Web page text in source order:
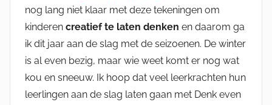
nog lang niet klaar met deze tekeningen om
kinderen creatief te laten denken en daarom ga
ik dit jaar aan de slag met de seizoenen. De winter
is al even bezig, maar wie weet komt er nog wat
kou en sneeuw. Ik hoop dat veel leerkrachten hun
leerlingen aan de slag laten gaan met Denk even